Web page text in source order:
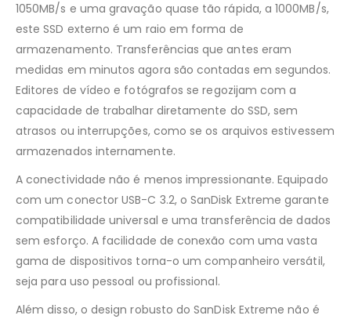
1050MB/s e uma gravação quase tão rápida, a 1000MB/s,
este SSD externo é um raio em forma de
armazenamento. Transferências que antes eram
medidas em minutos agora são contadas em segundos.
Editores de vídeo e fotógrafos se regozijam com a
capacidade de trabalhar diretamente do SSD, sem
atrasos ou interrupções, como se os arquivos estivessem
armazenados internamente.
A conectividade não é menos impressionante. Equipado
com um conector USB-C 3.2, o SanDisk Extreme garante
compatibilidade universal e uma transferência de dados
sem esforço. A facilidade de conexão com uma vasta
gama de dispositivos torna-o um companheiro versátil,
seja para uso pessoal ou profissional.
Além disso, o design robusto do SanDisk Extreme não é